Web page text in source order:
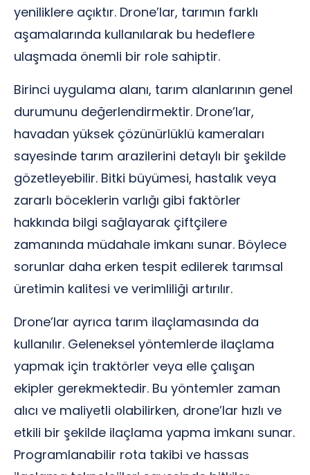
yeniliklere açıktır. Drone’lar, tarımın farklı
aşamalarında kullanılarak bu hedeflere
ulaşmada önemli bir role sahiptir.
Birinci uygulama alanı, tarım alanlarının genel
durumunu değerlendirmektir. Drone’lar,
havadan yüksek çözünürlüklü kameraları
sayesinde tarım arazilerini detaylı bir şekilde
gözetleyebilir. Bitki büyümesi, hastalık veya
zararlı böceklerin varlığı gibi faktörler
hakkında bilgi sağlayarak çiftçilere
zamanında müdahale imkanı sunar. Böylece
sorunlar daha erken tespit edilerek tarımsal
üretimin kalitesi ve verimliliği artırılır.
Drone’lar ayrıca tarım ilaçlamasında da
kullanılır. Geleneksel yöntemlerde ilaçlama
yapmak için traktörler veya elle çalışan
ekipler gerekmektedir. Bu yöntemler zaman
alıcı ve maliyetli olabilirken, drone’lar hızlı ve
etkili bir şekilde ilaçlama yapma imkanı sunar.
Programlanabilir rota takibi ve hassas